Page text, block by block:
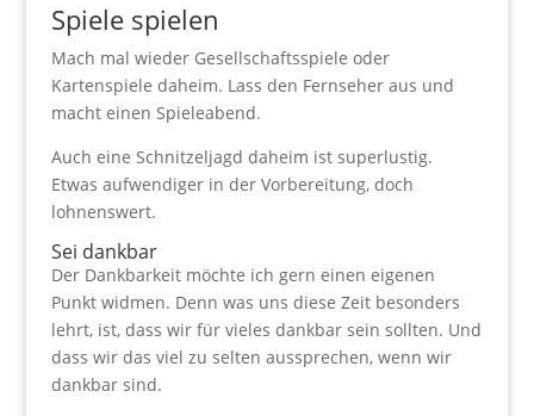
Spiele spielen
Mach mal wieder Gesellschaftsspiele oder
Kartenspiele daheim. Lass den Fernseher aus und
macht einen Spieleabend.
Auch eine Schnitzeljagd daheim ist superlustig.
Etwas aufwendiger in der Vorbereitung, doch
lohnenswert.
Sei dankbar
Der Dankbarkeit möchte ich gern einen eigenen
Punkt widmen. Denn was uns diese Zeit besonders
lehrt, ist, dass wir für vieles dankbar sein sollten. Und
dass wir das viel zu selten aussprechen, wenn wir
dankbar sind.